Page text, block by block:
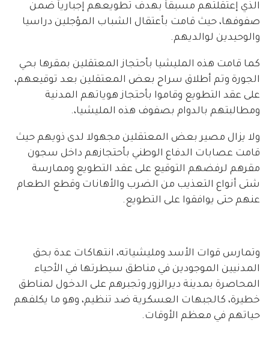
الذي إعتقلتهم مسبقاً بهدف تطويعهم إجبارياً ضمن
صفوفها، حيث قامت بأعتقال الشباب المؤجلين دراسيا
والوحيدين لوالديهم.
كما قامت هذه المليشيا بأحتجاز المعتقلين بمقرها بحي
الجورة وتم أطلاق سراح بعض المعتقلين بعد توقيعهم،
على عقد التطويع وقاموا بأحتجاز هوياتهم المدنية
ومطالبتهم بالدوام بصفوف هذه المليشيا،.
ولا يزال مصير بعض المعتقلين مجهولا لدى ذويهم حيث
قامت عصابات الدفاع الوطني بأحتجازهم داخل سجون
مقرهم لرفضهم التوقيع على عقد التطويع وممارسة
شتى أنواع التعذيب من الضرب والأهانات وقطع الطعام
عنهم حتى يوافقوا على التطويع.
وتمارس قوات الأسد ومليشياته، انتهاكات عدة بحق
المدنيين الموجودين في مناطق سيطرتها في الأحياء
المحاصرة بمدينة ديرالزور وتجبرهم على الدخول لمناطق
خطيرة، كالجبهات العسكرية ضد تنظيم، وهو ما يكلفهم
حياتهم في معظم الأوقات.